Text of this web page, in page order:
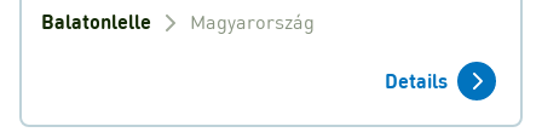
Balatonlelle Magyarország
Details